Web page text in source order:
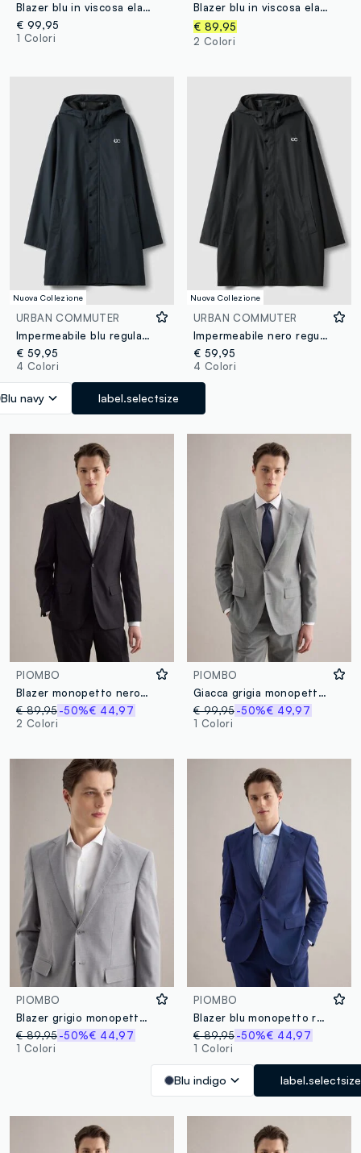
Blazer blu in viscosa elasticizzata slim fit con rever classici
€ 99,95
1 Colori
Blazer blu in viscosa elasticizzata con revers classici
€ 89,95
2 Colori
Nuova Collezione
URBAN COMMUTER
Impermeabile blu regular fit con zip
€ 59,95
4 Colori
Blu navy label.selectsize
Nuova Collezione
URBAN COMMUTER
Impermeabile nero regular fit con zip
€ 59,95
4 Colori
PIOMBO
Blazer monopetto nero regular fit
€ 89,95-50%€ 44,97
2 Colori
PIOMBO
Giacca grigia monopetto slim fit
€ 99,95 -50%€ 49,97
1 Colori
PIOMBO
Blazer grigio monopetto con microquadri regular fit
€ 89,95-50%€ 44,97
1 Colori
PIOMBO
Blazer blu monopetto regular fit
€ 89,95 -50%€ 44,97
1 Colori
Blu indigo label.selectsize